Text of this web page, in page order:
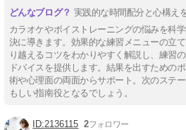
実践的な時間配分と心構え
カラオケやボイストレーニングの悩みを科
決に導きます。効果的な練習メニューの立
り越えるコツをわかりやすく解説し、練習
ドバイスを提供します。結果を出すための
術や心理面の両面からサポート。次のステ
もしい指南役となるでしょう。
2136115 2